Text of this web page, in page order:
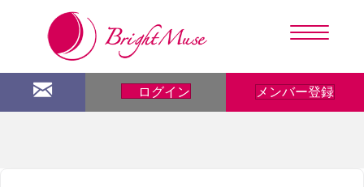
ログイン メンバー登録